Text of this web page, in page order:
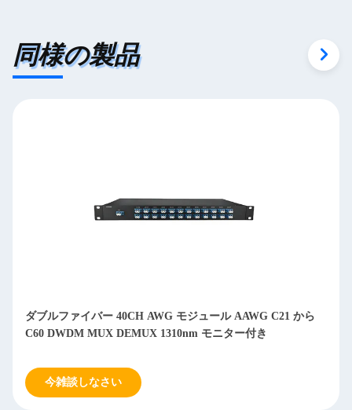
同様の製品
ダブルファイバー 40CH AWG モジュール AAWG C21 から
C60 DWDM MUX DEMUX 1310nm モニター付き
今雑談しなさい